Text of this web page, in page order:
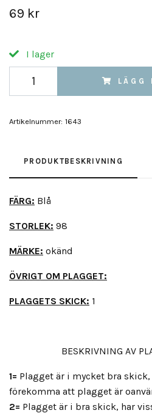
69 kr
I lager
LÄGG
Artikelnummer: 1643
PRODUKTBESKRIVNING
FÄRG: Blå
STORLEK: 98
MÄRKE: okänd
ÖVRIGT OM PLAGGET:
PLAGGETS SKICK: 1
BESKRIVNING AV
1= Plagget är i mycket bra skick,
förekomma att plagget är
2= Plagget är i bra skick, har